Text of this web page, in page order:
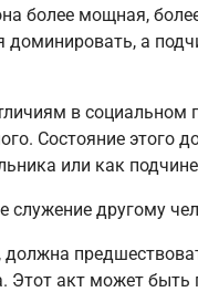
более мощная,
а
в социальном
Состояние этого
или как
служение другому
должна
Этот акт может